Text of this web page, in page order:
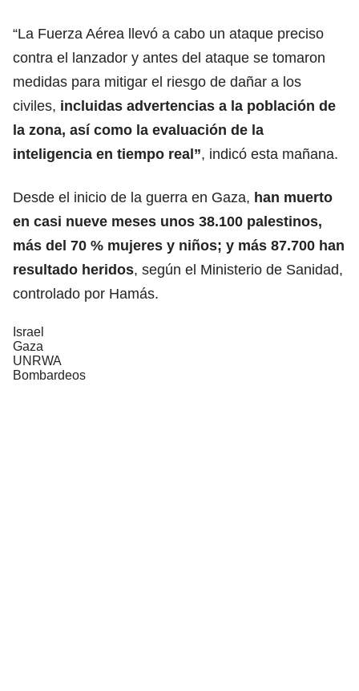
“La Fuerza Aérea llevó a cabo un ataque preciso
contra el lanzador y antes del ataque se tomaron
medidas para mitigar el riesgo de dañar a los
civiles, incluidas advertencias a la población de
la zona, así como la evaluación de la
inteligencia en tiempo real”, indicó esta mañana.
Desde el inicio de la guerra en Gaza, han muerto
en casi nueve meses unos 38.100 palestinos,
más del 70 % mujeres y niños; y más 87.700 han
resultado heridos, según el Ministerio de Sanidad,
controlado por Hamás.
Israel
Gaza
UNRWA
Bombardeos